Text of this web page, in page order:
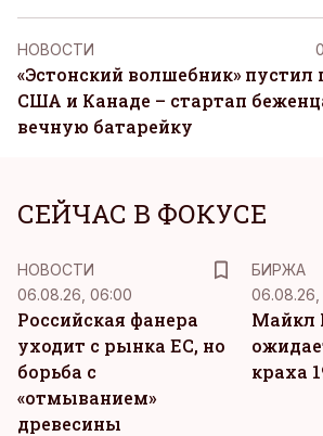
НОВОСТИ
«Эстонский волшебник» пустил
США и Канаде – стартап
вечную батарейку
СЕЙЧАС В ФОКУСЕ
НОВОСТИ
06.08.26, 06:00
Российская фанера
уходит с рынка ЕС, но
борьба с
«отмыванием»
древесины
БИРЖА
06.08.26,
Майкл
краха